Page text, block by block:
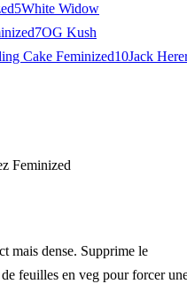
5White Widow
7OG Kush
Cake Feminized10Jack
Feminized
mais dense. Supprime le
feuilles en veg pour forcer